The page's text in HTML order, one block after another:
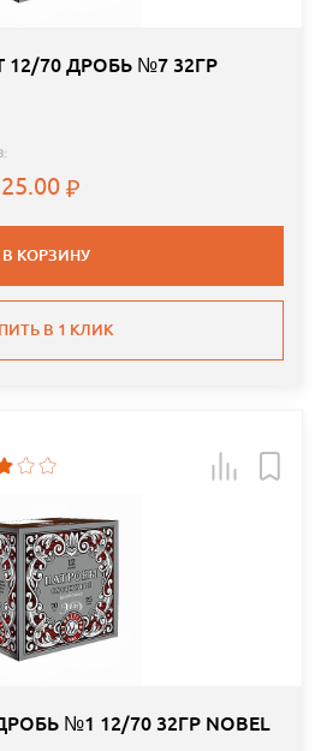
70 ДРОБЬ №7 32ГР
В КОРЗИНУ
В 1 КЛИК
№1 12/70 32ГР NOBEL